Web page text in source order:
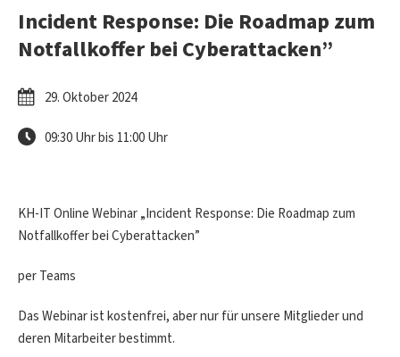
Incident Response: Die Roadmap zum
Notfallkoffer bei Cyberattacken”
29. Oktober 2024
09:30 Uhr bis 11:00 Uhr
KH-IT Online Webinar „Incident Response: Die Roadmap zum
Notfallkoffer bei Cyberattacken”
per Teams
Das Webinar ist kostenfrei, aber nur für unsere Mitglieder und
deren Mitarbeiter bestimmt.